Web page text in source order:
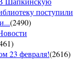
поступили
(2490)
)
23 февраля!(2616)